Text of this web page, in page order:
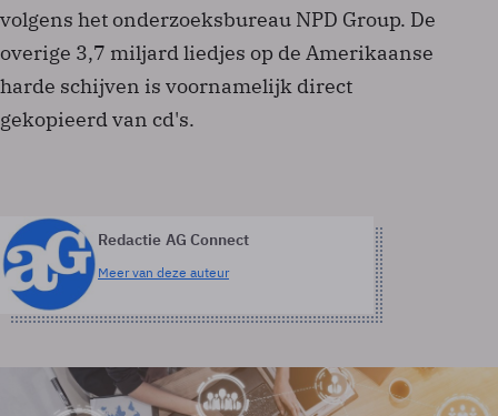
volgens het onderzoeksbureau NPD Group. De
overige 3,7 miljard liedjes op de Amerikaanse
harde schijven is voornamelijk direct
gekopieerd van cd's.
Redactie AG Connect
Meer van deze auteur